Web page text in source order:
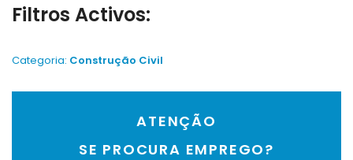
Filtros Activos:
Categoria: Construção Civil
ATENÇÃO
SE PROCURA EMPREGO?